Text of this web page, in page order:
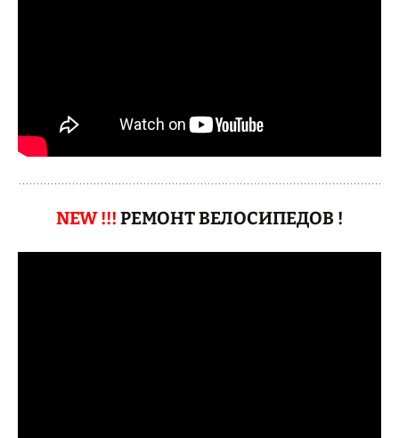
NEW !!! РЕМОНТ ВЕЛОСИПЕДОВ !